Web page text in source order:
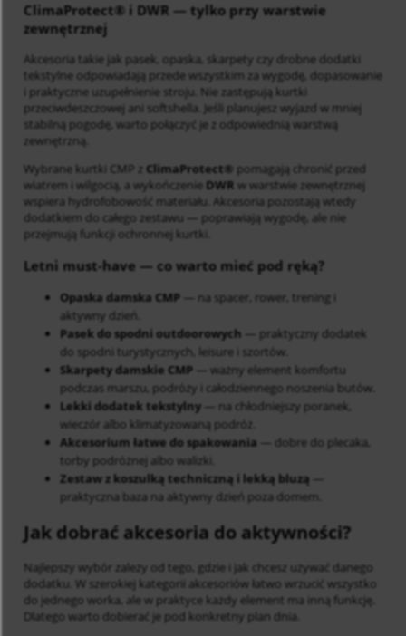
ClimaProtect® i DWR — tylko przy warstwie
zewnętrznej
Akcesoria takie jak pasek, opaska, skarpety czy drobne dodatki
tekstylne odpowiadają przede wszystkim za wygodę, dopasowanie
i praktyczne uzupełnienie stroju. Nie zastępują kurtki
przeciwdeszczowej ani softshella. Jeśli planujesz wyjazd w mniej
stabilną pogodę, warto połączyć je z odpowiednią warstwą
zewnętrzną.
Wybrane kurtki CMP z ClimaProtect® pomagają chronić przed
wiatrem i wilgocią, a wykończenie DWR w warstwie zewnętrznej
wspiera hydrofobowość materiału. Akcesoria pozostają wtedy
dodatkiem do całego zestawu — poprawiają wygodę, ale nie
przejmują funkcji ochronnej kurtki.
Letni must-have — co warto mieć pod ręką?
Opaska damska CMP — na spacer, rower, trening i
aktywny dzień.
Pasek do spodni outdoorowych — praktyczny dodatek
do spodni turystycznych, leisure i szortów.
Skarpety damskie CMP — ważny element komfortu
podczas marszu, podróży i całodziennego noszenia butów.
Lekki dodatek tekstylny — na chłodniejszy poranek,
wieczór albo klimatyzowaną podróż.
Akcesorium łatwe do spakowania — dobre do plecaka,
torby podróżnej albo walizki.
Zestaw z koszulką techniczną i lekką bluzą
praktyczna baza na aktywny dzień poza domem.
Jak dobrać akcesoria do aktywności?
Najlepszy wybór zależy od tego, gdzie i jak chcesz używać danego
dodatku. W szerokiej kategorii akcesoriów łatwo wrzucić wszystko
do jednego worka, ale w praktyce każdy element ma inną funkcję.
Dlatego warto dobierać je pod konkretny plan dnia.